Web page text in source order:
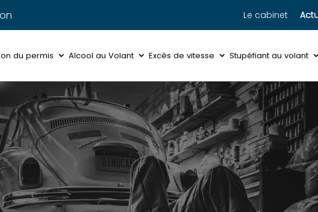
Le cabinet
du permis Alcool au Volant Excès de vitesse Stupéfiant au volant